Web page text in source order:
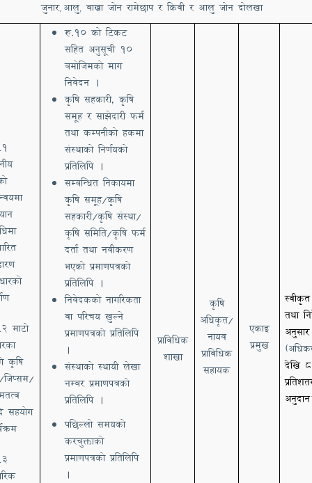
जुनार, आलु, बाख्रा जोन रामेछाप र किवी र आलु जोन दोलखा
.१
.२ माटो
कृषि
सहयोग
.३
रु.१० को टिकट
सहित अनुसूची १०
बमोजिमको माग
निवेदन ।
कृषि सहकारी, कृषि
समूह र साझेदारी फर्म
तथा कम्पनीको हकमा
संस्थाको निर्णयको
प्रतिलिपि ।
सम्बन्धित निकायमा
कृषि समूह/कृषि
सहकारी/कृषि संस्था/
कृषि समिति/कृषि फर्म
दर्ता तथा नवीकरण
भएको प्रमाणपत्रको
प्रतिलिपि ।
निवेदकको नागरिकता
वा परिचय खुल्ने
प्रमाणपत्रको प्रतिलिपि
।
संस्थाको स्थायी लेखा
नम्बर प्रमाणपत्रको
प्रतिलिपि ।
पछिल्लो समयको
करचुक्ताको
प्रमाणपत्रको प्रतिलिपि
।
प्राविधिक
शाखा
कृषि
अधिकृत/
नायव
प्राविधिक
सहायक
एकाइ
प्रमुख
स्वीकृत
तथा
अनुसार
देखि
अनुदान